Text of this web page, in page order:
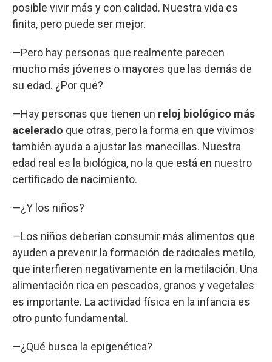
posible vivir más y con calidad. Nuestra vida es
finita, pero puede ser mejor.
—Pero hay personas que realmente parecen
mucho más jóvenes o mayores que las demás de
su edad. ¿Por qué?
—Hay personas que tienen un reloj biológico más
acelerado que otras, pero la forma en que vivimos
también ayuda a ajustar las manecillas. Nuestra
edad real es la biológica, no la que está en nuestro
certificado de nacimiento.
—¿Y los niños?
—Los niños deberían consumir más alimentos que
ayuden a prevenir la formación de radicales metilo,
que interfieren negativamente en la metilación. Una
alimentación rica en pescados, granos y vegetales
es importante. La actividad física en la infancia es
otro punto fundamental.
—¿Qué busca la epigenética?